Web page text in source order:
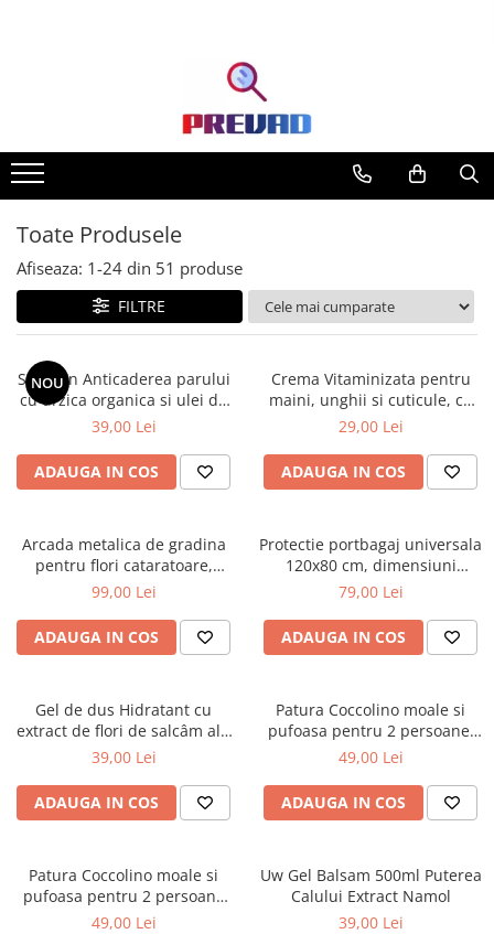
Produse cu transport gratuit –
livrare rapidă și fără costuri
Casa & Gradina
Home & Deco
Produse Cosmetice
Toate Produsele
Afiseaza: 1-24 din 51 produse
FILTRE
NOU
Sampon Anticaderea parului
cu urzica organica si ulei de
ricin Cosmeplant, 1000 ml
39,00 Lei
ADAUGA IN COS
Crema Vitaminizata pentru
maini, unghii si cuticule, cu
extracte de fructe de padure
29,00 Lei
ADAUGA IN COS
Arcada metalica de gradina
pentru flori cataratoare,
240x140x38 cm
99,00 Lei
ADAUGA IN COS
Protectie portbagaj universala
120x80 cm, dimensiuni
ajustabile, negru
79,00 Lei
ADAUGA IN COS
Gel de dus Hidratant cu
extract de flori de salcâm alb
organic Cosmeplant, 1000 ml
39,00 Lei
ADAUGA IN COS
Patura Coccolino moale si
pufoasa pentru 2 persoane,
200X230 cm, Verde
49,00 Lei
ADAUGA IN COS
Patura Coccolino moale si
pufoasa pentru 2 persoane
200X230 cm Bej
49,00 Lei
Uw Gel Balsam 500ml Puterea
Calului Extract Namol
39,00 Lei